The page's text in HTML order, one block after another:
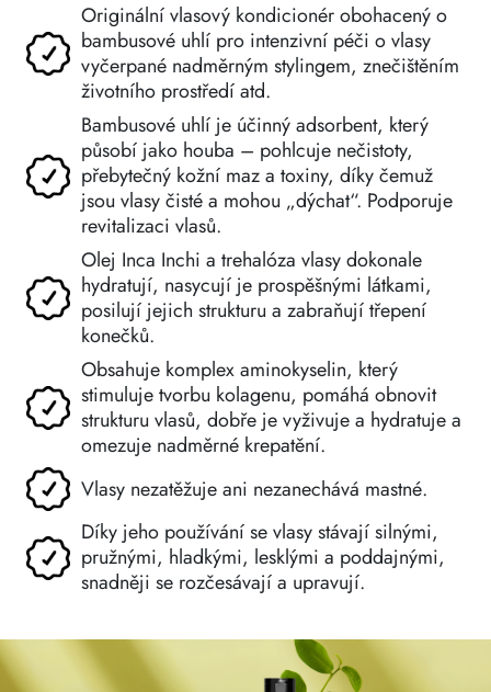
Originální vlasový kondicionér obohacený o
bambusové uhlí pro intenzivní péči o vlasy
vyčerpané nadměrným stylingem, znečištěním
životního prostředí atd.
Bambusové uhlí je účinný adsorbent, který
působí jako houba – pohlcuje nečistoty,
přebytečný kožní maz a toxiny, díky čemuž
jsou vlasy čisté a mohou „dýchat“. Podporuje
revitalizaci vlasů.
Olej Inca Inchi a trehalóza vlasy dokonale
hydratují, nasycují je prospěšnými látkami,
posilují jejich strukturu a zabraňují třepení
konečků.
Obsahuje komplex aminokyselin, který
stimuluje tvorbu kolagenu, pomáhá obnovit
strukturu vlasů, dobře je vyživuje a hydratuje a
omezuje nadměrné krepatění.
Vlasy nezatěžuje ani nezanechává mastné.
Díky jeho používání se vlasy stávají silnými,
pružnými, hladkými, lesklými a poddajnými,
snadněji se rozčesávají a upravují.